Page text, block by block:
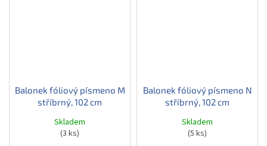
Balonek fóliový písmeno M
stříbrný, 102 cm
Skladem
(3 ks)
Balonek fóliový písmeno N
stříbrný, 102 cm
Skladem
(5 ks)